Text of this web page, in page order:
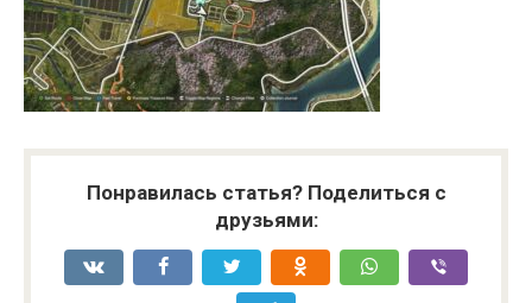
Понравилась статья? Поделиться с
друзьями: